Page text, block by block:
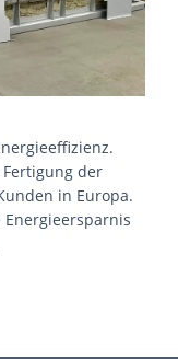
der
in Europa.